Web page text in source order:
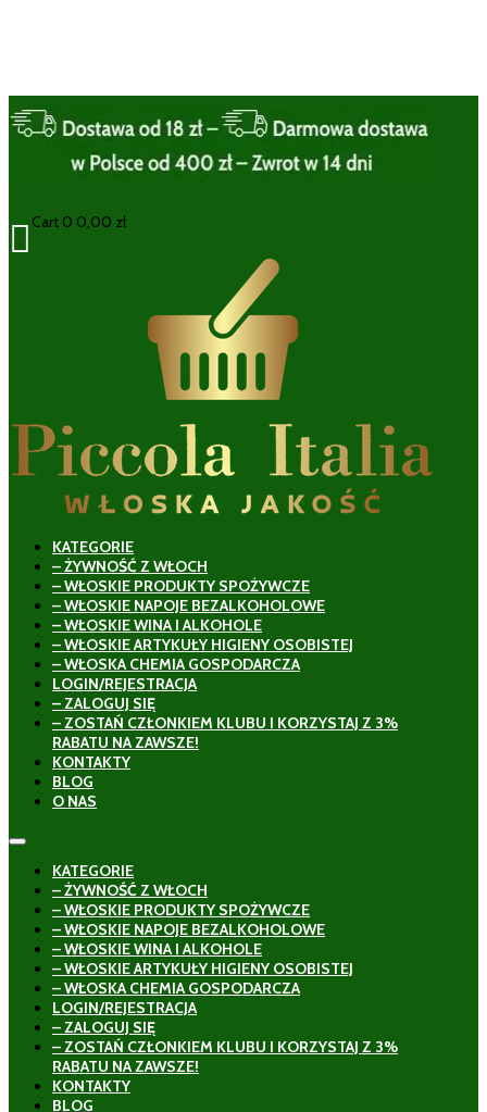
 Cart 0 0,00 zł
KATEGORIE
– ŻYWNOŚĆ Z WŁOCH
– WŁOSKIE PRODUKTY SPOŻYWCZE
– WŁOSKIE NAPOJE BEZALKOHOLOWE
– WŁOSKIE WINA I ALKOHOLE
– WŁOSKIE ARTYKUŁY HIGIENY OSOBISTEJ
– WŁOSKA CHEMIA GOSPODARCZA
LOGIN/REJESTRACJA
– ZALOGUJ SIĘ
– ZOSTAŃ CZŁONKIEM KLUBU I KORZYSTAJ Z 3%
RABATU NA ZAWSZE!
KONTAKTY
BLOG
O NAS
KATEGORIE
– ŻYWNOŚĆ Z WŁOCH
– WŁOSKIE PRODUKTY SPOŻYWCZE
– WŁOSKIE NAPOJE BEZALKOHOLOWE
– WŁOSKIE WINA I ALKOHOLE
– WŁOSKIE ARTYKUŁY HIGIENY OSOBISTEJ
– WŁOSKA CHEMIA GOSPODARCZA
LOGIN/REJESTRACJA
– ZALOGUJ SIĘ
– ZOSTAŃ CZŁONKIEM KLUBU I KORZYSTAJ Z 3%
RABATU NA ZAWSZE!
KONTAKTY
BLOG